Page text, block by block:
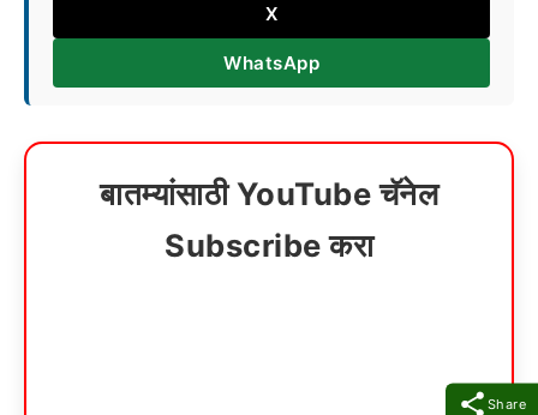
Share
X
WhatsApp
बातम्यांसाठी YouTube चॅनेल
Subscribe करा